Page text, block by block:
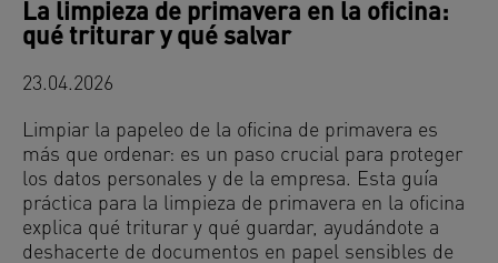
La limpieza de primavera en la oficina:
qué triturar y qué salvar
23.04.2026
Limpiar la papeleo de la oficina de primavera es
más que ordenar: es un paso crucial para proteger
los datos personales y de la empresa. Esta guía
práctica para la limpieza de primavera en la oficina
explica qué triturar y qué guardar, ayudándote a
deshacerte de documentos en papel sensibles de